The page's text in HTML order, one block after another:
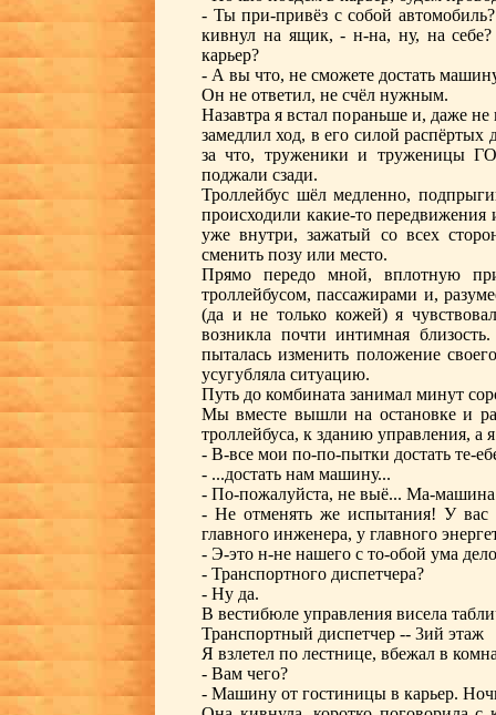
- Ты при-привёз с собой
кивнул на ящик, - н-на, ну, на
карьер?
- А вы что, не сможете достать
Он не ответил, не счёл нужным.
Назавтра я встал пораньше и, даже не
замедлил ход, в его силой распёртых
за что, труженики и труженицы
поджали сзади.
Троллейбус шёл медленно,
происходили какие-то передвижения
уже внутри, зажатый со всех
сменить позу или место.
Прямо передо мной, вплотную
троллейбусом, пассажирами и,
(да и не только кожей) я
возникла почти интимная
пыталась изменить положение
усугубляла ситуацию.
Путь до комбината занимал минут
Мы вместе вышли на остановке и
троллейбуса, к зданию управления, а
- В-все мои по-по-пытки достать те-
- ...достать нам машину...
- По-пожалуйста, не выё... Ма-машина
- Не отменять же испытания! У
главного инженера, у главного
- Э-это н-не нашего с то-обой ума
- Транспортного диспетчера?
- Ну да.
В вестибюле управления висела
Транспортный диспетчер -- 3ий этаж
Я взлетел по лестнице, вбежал в
- Вам чего?
- Машину от гостиницы в карьер.